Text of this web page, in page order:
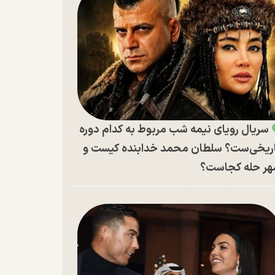
سریال رویای نیمه شب مربوط به کدام دوره
سلطان محمد خدابنده کیست و
حله کجاست؟